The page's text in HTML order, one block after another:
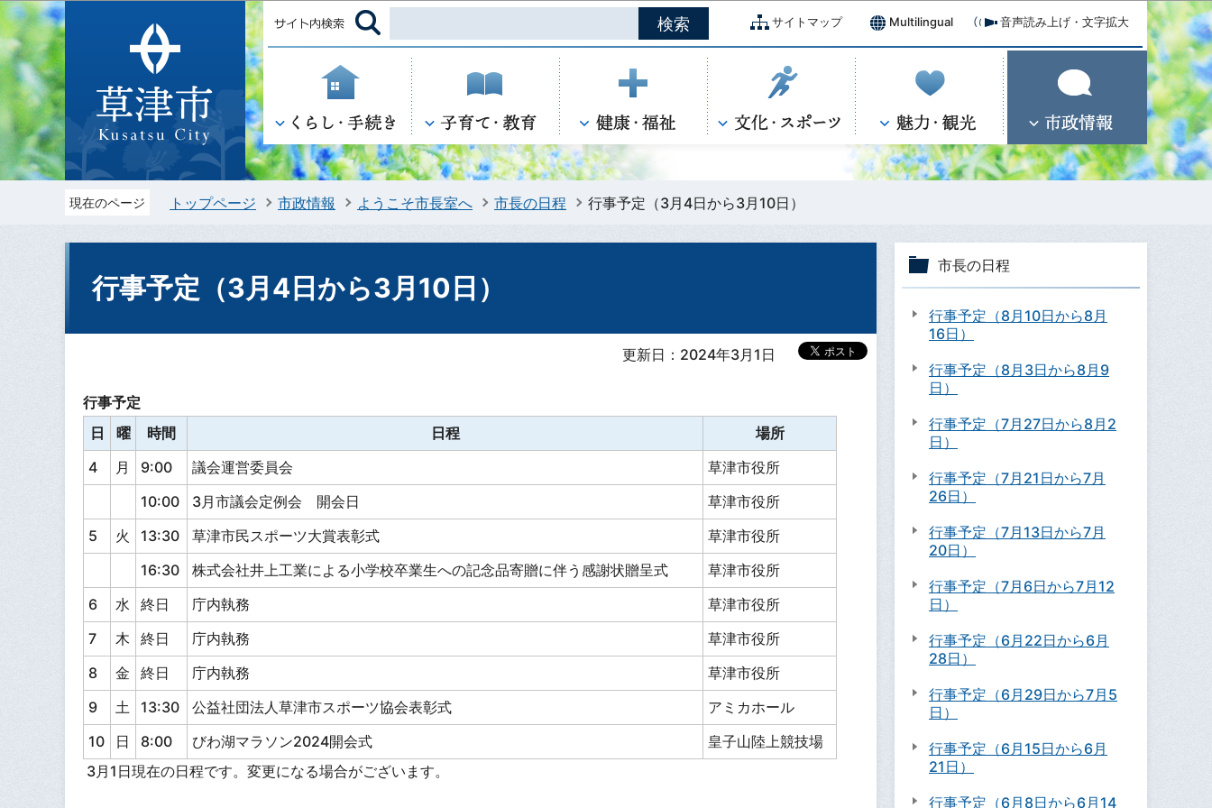
このページの本文へ移動
サイトマップ Multilingual 音声読み上げ・文字拡大
現在のページ トップページ 市政情報 ようこそ市長室へ 市長の日程 行事予定（3月4日から3月10日）
行事予定（3月4日から3月10日）
更新日：2024年3月1日
行事予定
日
曜 時間 日程
場所
4
月 9:00 議会運営委員会
草津市役所
10:00
3月市議会定例会 開会日
草津市役所
5
火 13:30 草津市民スポーツ大賞表彰式
草津市役所
16:30
株式会社井上工業による小学校卒業生への記念品寄贈に伴う感謝状贈呈式
草津市役所
6
水 終日 庁内執務
草津市役所
7
木 終日 庁内執務
草津市役所
8
金 終日 庁内執務
草津市役所
9
土 13:30 公益社団法人草津市スポーツ協会表彰式
アミカホール
10
日 8:00 びわ湖マラソン2024開会式
皇子山陸上競技場
3月1日現在の日程です。変更になる場合がございます。
市長の日程
行事予定（8月10日から8月
16日）
行事予定（8月3日から8月9
日）
行事予定（7月27日から8月2
日）
行事予定（7月21日から7月
26日）
行事予定（7月13日から7月
20日）
行事予定（7月6日から7月12
日）
行事予定（6月22日から6月
28日）
行事予定（6月29日から7月5
日）
行事予定（6月15日から6月
21日）
行事予定（6月8日から6月14